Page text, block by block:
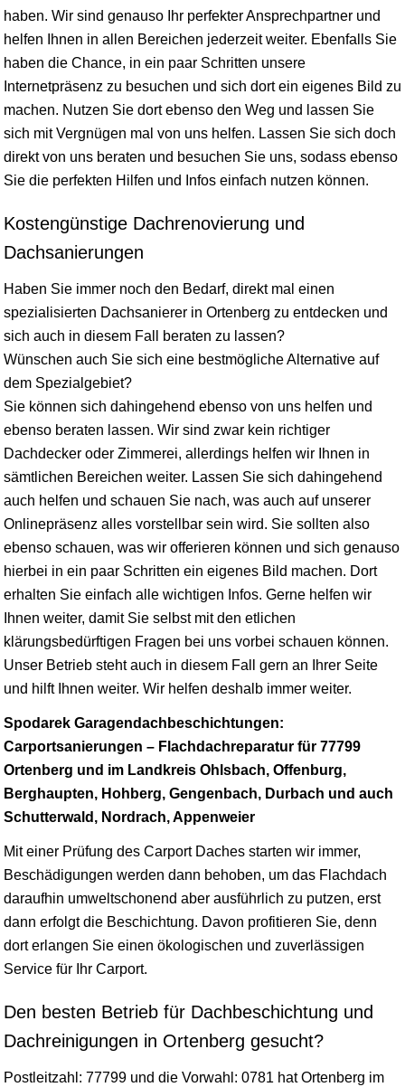
haben. Wir sind genauso Ihr perfekter Ansprechpartner und
helfen Ihnen in allen Bereichen jederzeit weiter. Ebenfalls Sie
haben die Chance, in ein paar Schritten unsere
Internetpräsenz zu besuchen und sich dort ein eigenes Bild zu
machen. Nutzen Sie dort ebenso den Weg und lassen Sie
sich mit Vergnügen mal von uns helfen. Lassen Sie sich doch
direkt von uns beraten und besuchen Sie uns, sodass ebenso
Sie die perfekten Hilfen und Infos einfach nutzen können.
Kostengünstige Dachrenovierung und
Dachsanierungen
Haben Sie immer noch den Bedarf, direkt mal einen
spezialisierten Dachsanierer in Ortenberg zu entdecken und
sich auch in diesem Fall beraten zu lassen?
Wünschen auch Sie sich eine bestmögliche Alternative auf
dem Spezialgebiet?
Sie können sich dahingehend ebenso von uns helfen und
ebenso beraten lassen. Wir sind zwar kein richtiger
Dachdecker oder Zimmerei, allerdings helfen wir Ihnen in
sämtlichen Bereichen weiter. Lassen Sie sich dahingehend
auch helfen und schauen Sie nach, was auch auf unserer
Onlinepräsenz alles vorstellbar sein wird. Sie sollten also
ebenso schauen, was wir offerieren können und sich genauso
hierbei in ein paar Schritten ein eigenes Bild machen. Dort
erhalten Sie einfach alle wichtigen Infos. Gerne helfen wir
Ihnen weiter, damit Sie selbst mit den etlichen
klärungsbedürftigen Fragen bei uns vorbei schauen können.
Unser Betrieb steht auch in diesem Fall gern an Ihrer Seite
und hilft Ihnen weiter. Wir helfen deshalb immer weiter.
Spodarek Garagendachbeschichtungen:
Carportsanierungen – Flachdachreparatur für 77799
Ortenberg und im Landkreis Ohlsbach, Offenburg,
Berghaupten, Hohberg, Gengenbach, Durbach und auch
Schutterwald, Nordrach, Appenweier
Mit einer Prüfung des Carport Daches starten wir immer,
Beschädigungen werden dann behoben, um das Flachdach
daraufhin umweltschonend aber ausführlich zu putzen, erst
dann erfolgt die Beschichtung. Davon profitieren Sie, denn
dort erlangen Sie einen ökologischen und zuverlässigen
Service für Ihr Carport.
Den besten Betrieb für Dachbeschichtung und
Dachreinigungen in Ortenberg gesucht?
Postleitzahl: 77799 und die Vorwahl: 0781 hat Ortenberg im